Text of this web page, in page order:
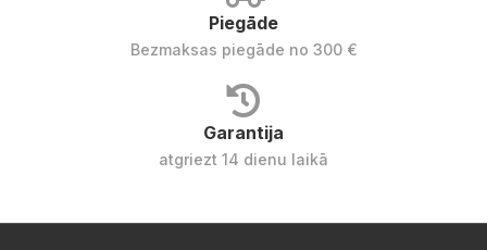
Piegāde
Bezmaksas piegāde no 300 €
Garantija
atgriezt 14 dienu laikā